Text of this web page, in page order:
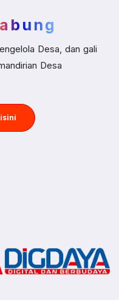
Desa, dan gali
Desa